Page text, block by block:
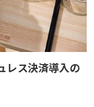
レス決済導入の